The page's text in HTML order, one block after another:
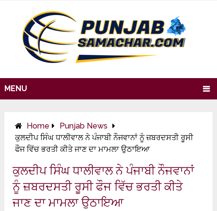
MENU
Home
Punjab News
ਕੁਲਦੀਪ ਸਿੰਘ ਧਾਲੀਵਾਲ ਨੇ ਪੰਜਾਬੀ ਨੌਜਵਾਨਾਂ ਨੂੰ ਜ਼ਬਰਦਸਤੀ ਰੂਸੀ
ਫੌਜ ਵਿੱਚ ਭਰਤੀ ਕੀਤੇ ਜਾਣ ਦਾ ਮਾਮਲਾ ਉਠਾਇਆ
ਕੁਲਦੀਪ ਸਿੰਘ ਧਾਲੀਵਾਲ ਨੇ ਪੰਜਾਬੀ ਨੌਜਵਾਨਾਂ
ਨੂੰ ਜ਼ਬਰਦਸਤੀ ਰੂਸੀ ਫੌਜ ਵਿੱਚ ਭਰਤੀ ਕੀਤੇ
ਜਾਣ ਦਾ ਮਾਮਲਾ ਉਠਾਇਆ